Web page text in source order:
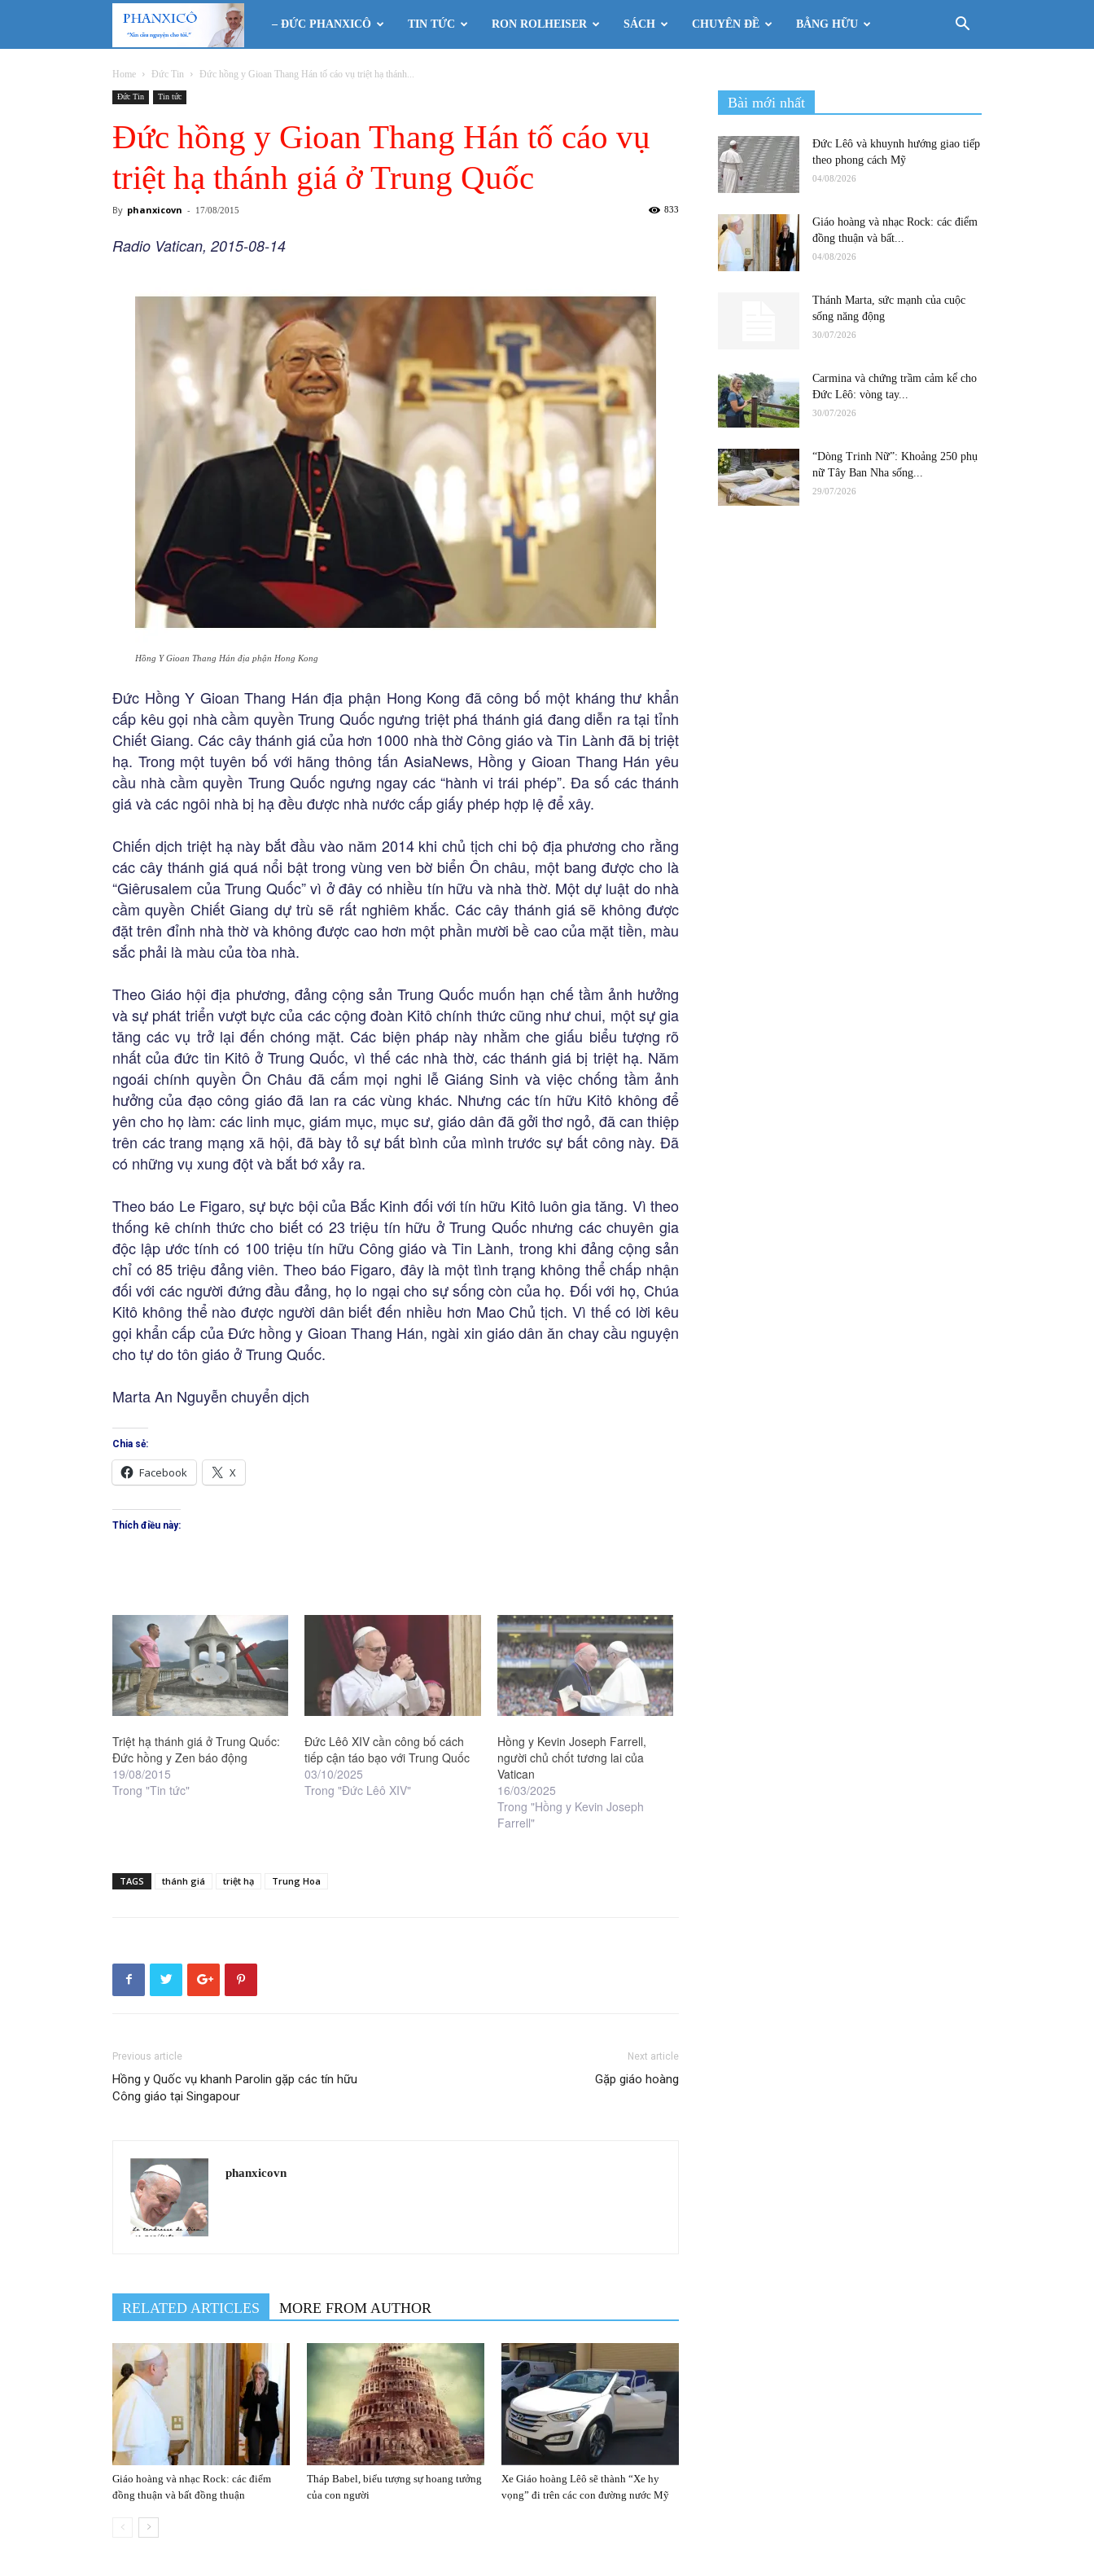
Phanxicô
– ĐỨC PHANXICÔ TIN TỨC RON ROLHEISER SÁCH CHUYÊN ĐỀ BẰNG HỮU
Home Đức Tin Đức hồng y Gioan Thang Hán tố cáo vụ triệt hạ thánh...
Đức Tin Tin tức
Đức hồng y Gioan Thang Hán tố cáo vụ
triệt hạ thánh giá ở Trung Quốc
By phanxicovn - 17/08/2015 833
Radio Vatican, 2015-08-14
Hồng Y Gioan Thang Hán địa phận Hong Kong
Đức Hồng Y Gioan Thang Hán địa phận Hong Kong đã công bố một kháng thư khẩn
cấp kêu gọi nhà cầm quyền Trung Quốc ngưng triệt phá thánh giá đang diễn ra tại tỉnh
Chiết Giang. Các cây thánh giá của hơn 1000 nhà thờ Công giáo và Tin Lành đã bị triệt
hạ. Trong một tuyên bố với hãng thông tấn AsiaNews, Hồng y Gioan Thang Hán yêu
cầu nhà cầm quyền Trung Quốc ngưng ngay các “hành vi trái phép”. Đa số các thánh
giá và các ngôi nhà bị hạ đều được nhà nước cấp giấy phép hợp lệ để xây.
Chiến dịch triệt hạ này bắt đầu vào năm 2014 khi chủ tịch chi bộ địa phương cho rằng
các cây thánh giá quá nổi bật trong vùng ven bờ biển Ôn châu, một bang được cho là
“Giêrusalem của Trung Quốc” vì ở đây có nhiều tín hữu và nhà thờ. Một dự luật do nhà
cầm quyền Chiết Giang dự trù sẽ rất nghiêm khắc. Các cây thánh giá sẽ không được
đặt trên đỉnh nhà thờ và không được cao hơn một phần mười bề cao của mặt tiền, màu
sắc phải là màu của tòa nhà.
Theo Giáo hội địa phương, đảng cộng sản Trung Quốc muốn hạn chế tầm ảnh hưởng
và sự phát triển vượt bực của các cộng đoàn Kitô chính thức cũng như chui, một sự gia
tăng các vụ trở lại đến chóng mặt. Các biện pháp này nhằm che giấu biểu tượng rõ
nhất của đức tin Kitô ở Trung Quốc, vì thế các nhà thờ, các thánh giá bị triệt hạ. Năm
ngoái chính quyền Ôn Châu đã cấm mọi nghi lễ Giáng Sinh và việc chống tầm ảnh
hưởng của đạo công giáo đã lan ra các vùng khác. Nhưng các tín hữu Kitô không để
yên cho họ làm: các linh mục, giám mục, mục sư, giáo dân đã gởi thơ ngỏ, đã can thiệp
trên các trang mạng xã hội, đã bày tỏ sự bất bình của mình trước sự bất công này. Đã
có những vụ xung đột và bắt bớ xảy ra.
Theo báo Le Figaro, sự bực bội của Bắc Kinh đối với tín hữu Kitô luôn gia tăng. Vì theo
thống kê chính thức cho biết có 23 triệu tín hữu ở Trung Quốc nhưng các chuyên gia
độc lập ước tính có 100 triệu tín hữu Công giáo và Tin Lành, trong khi đảng cộng sản
chỉ có 85 triệu đảng viên. Theo báo Figaro, đây là một tình trạng không thể chấp nhận
đối với các người đứng đầu đảng, họ lo ngại cho sự sống còn của họ. Đối với họ, Chúa
Kitô không thể nào được người dân biết đến nhiều hơn Mao Chủ tịch. Vì thế có lời kêu
gọi khẩn cấp của Đức hồng y Gioan Thang Hán, ngài xin giáo dân ăn chay cầu nguyện
cho tự do tôn giáo ở Trung Quốc.
Marta An Nguyễn chuyển dịch
Chia sẻ:
Facebook X
Thích điều này:
Triệt hạ thánh giá ở Trung Quốc:
Đức hồng y Zen báo động
19/08/2015
Trong "Tin tức"
Đức Lêô XIV cần công bố cách
tiếp cận táo bạo với Trung Quốc
03/10/2025
Trong "Đức Lêô XIV"
Hồng y Kevin Joseph Farrell,
người chủ chốt tương lai của
Vatican
16/03/2025
Trong "Hồng y Kevin Joseph
Farrell"
TAGS thánh giá triệt hạ Trung Hoa
Previous article
Hồng y Quốc vụ khanh Parolin gặp các tín hữu
Công giáo tại Singapour
Next article
Gặp giáo hoàng
phanxicovn
RELATED ARTICLES MORE FROM AUTHOR
Giáo hoàng và nhạc Rock: các điểm
đồng thuận và bất đồng thuận
Tháp Babel, biểu tượng sự hoang tưởng
của con người
Xe Giáo hoàng Lêô sẽ thành “Xe hy
vọng” đi trên các con đường nước Mỹ
Bài mới nhất
Đức Lêô và khuynh hướng giao tiếp
theo phong cách Mỹ
04/08/2026
Giáo hoàng và nhạc Rock: các điểm
đồng thuận và bất...
04/08/2026
Thánh Marta, sức mạnh của cuộc
sống năng động
30/07/2026
Carmina và chứng trầm cảm kể cho
Đức Lêô: vòng tay...
30/07/2026
“Dòng Trinh Nữ”: Khoảng 250 phụ
nữ Tây Ban Nha sống...
29/07/2026